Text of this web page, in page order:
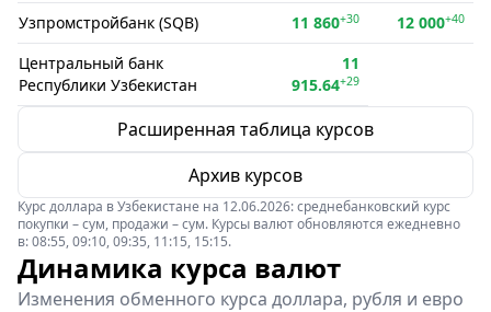
Узпромстройбанк (SQB) 11 860+30 12 000+40
Центральный банк
Республики Узбекистан
11
915.64+29
Расширенная таблица курсов
Архив курсов
Курс доллара в Узбекистане на 12.06.2026: среднебанковский курс
покупки – сум, продажи – сум. Курсы валют обновляются ежедневно
в: 08:55, 09:10, 09:35, 11:15, 15:15.
Динамика курса валют
Изменения обменного курса доллара, рубля и евро